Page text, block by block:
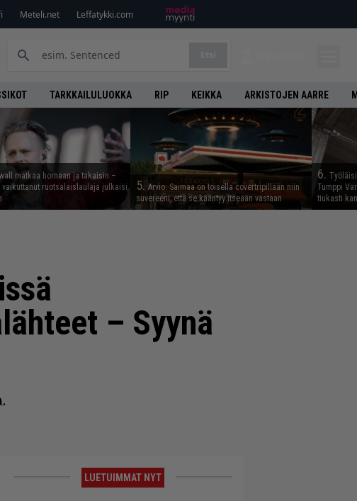
Meteli.net Leffatykki.com
TARKKAILULUOKKA RIP KEIKKA ARKISTOJEN AARRE
matkaa hornaan ja takaisin –
vaikuttanut ruotsalaislaulaja julkaisi
5. Arvio: Saimaa on toisella covertripillään niin
suvereeni, että se kääntyy itseään vastaan
6.
Tumppi
tiukasti
– Syynä
LUETUIMMAT NYT